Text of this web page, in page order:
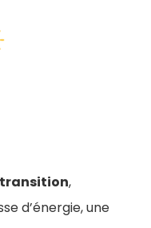
transition,
d’énergie, une